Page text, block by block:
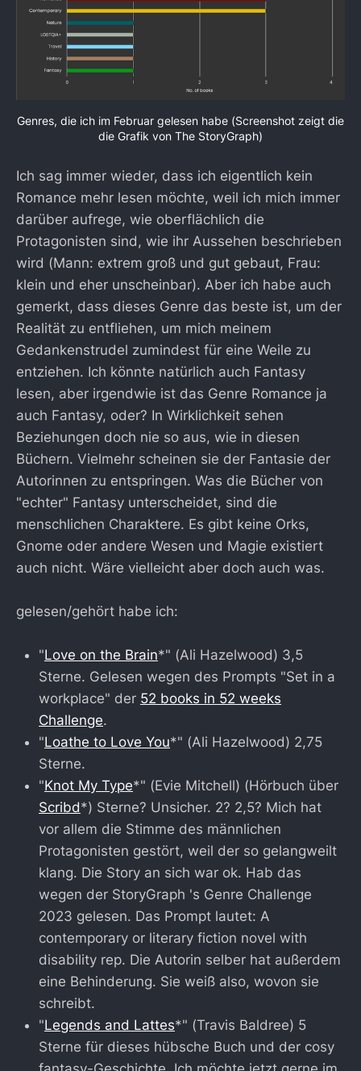
Genres, die ich im Februar gelesen habe (Screenshot zeigt die
die Grafik von The StoryGraph)
Ich sag immer wieder, dass ich eigentlich kein
Romance mehr lesen möchte, weil ich mich immer
darüber aufrege, wie oberflächlich die
Protagonisten sind, wie ihr Aussehen beschrieben
wird (Mann: extrem groß und gut gebaut, Frau:
klein und eher unscheinbar). Aber ich habe auch
gemerkt, dass dieses Genre das beste ist, um der
Realität zu entfliehen, um mich meinem
Gedankenstrudel zumindest für eine Weile zu
entziehen. Ich könnte natürlich auch Fantasy
lesen, aber irgendwie ist das Genre Romance ja
auch Fantasy, oder? In Wirklichkeit sehen
Beziehungen doch nie so aus, wie in diesen
Büchern. Vielmehr scheinen sie der Fantasie der
Autorinnen zu entspringen. Was die Bücher von
"echter" Fantasy unterscheidet, sind die
menschlichen Charaktere. Es gibt keine Orks,
Gnome oder andere Wesen und Magie existiert
auch nicht. Wäre vielleicht aber doch auch was.
gelesen/gehört habe ich:
"Love on the Brain*" (Ali Hazelwood) 3,5
Sterne. Gelesen wegen des Prompts "Set in a
workplace" der 52 books in 52 weeks
Challenge.
"Loathe to Love You*" (Ali Hazelwood) 2,75
Sterne.
"Knot My Type*" (Evie Mitchell) (Hörbuch über
Scribd*) Sterne? Unsicher. 2? 2,5? Mich hat
vor allem die Stimme des männlichen
Protagonisten gestört, weil der so gelangweilt
klang. Die Story an sich war ok. Hab das
wegen der StoryGraph 's Genre Challenge
2023 gelesen. Das Prompt lautet: A
contemporary or literary fiction novel with
disability rep. Die Autorin selber hat außerdem
eine Behinderung. Sie weiß also, wovon sie
schreibt.
"Legends and Lattes*" (Travis Baldree) 5
Sterne für dieses hübsche Buch und der cosy